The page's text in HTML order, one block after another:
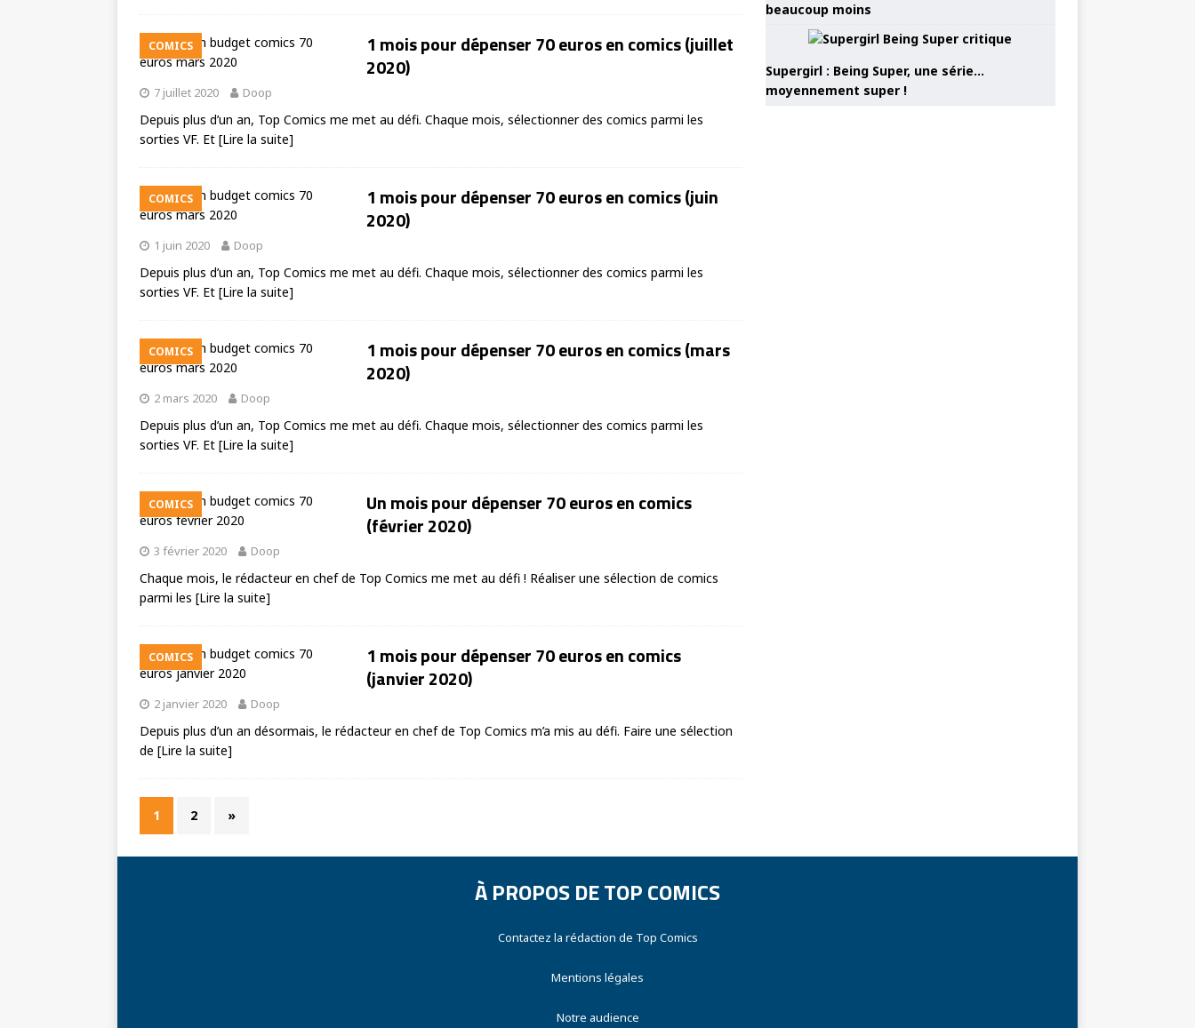
COMICS
1 mois pour dépenser 70 euros en comics (juillet
2020)
7 juillet 2020 Doop
Depuis plus d’un an, Top Comics me met au défi. Chaque mois, sélectionner des comics parmi les
sorties VF. Et [Lire la suite]
COMICS
1 mois pour dépenser 70 euros en comics (juin
2020)
1 juin 2020 Doop
Depuis plus d’un an, Top Comics me met au défi. Chaque mois, sélectionner des comics parmi les
sorties VF. Et [Lire la suite]
COMICS
1 mois pour dépenser 70 euros en comics (mars
2020)
2 mars 2020 Doop
Depuis plus d’un an, Top Comics me met au défi. Chaque mois, sélectionner des comics parmi les
sorties VF. Et [Lire la suite]
COMICS
Un mois pour dépenser 70 euros en comics
(février 2020)
3 février 2020 Doop
Chaque mois, le rédacteur en chef de Top Comics me met au défi ! Réaliser une sélection de comics
parmi les [Lire la suite]
COMICS
1 mois pour dépenser 70 euros en comics
(janvier 2020)
2 janvier 2020 Doop
Depuis plus d’un an désormais, le rédacteur en chef de Top Comics m’a mis au défi. Faire une sélection
de [Lire la suite]
1 2 »
beaucoup moins
Supergirl : Being Super, une série…
moyennement super !
À PROPOS DE TOP COMICS
Contactez la rédaction de Top Comics
Mentions légales
Notre audience